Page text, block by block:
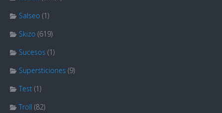
Salseo (1)
Skizo (619)
Sucesos (1)
Supersticiones (9)
Test (1)
Troll (82)